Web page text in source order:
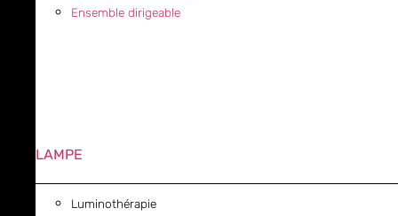
Ensemble dirigeable
LAMPE
Luminothérapie